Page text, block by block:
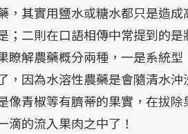
，其實用鹽水或糖水都只是造
；二則在口語相傳中常提到的
瞭解農藥概分兩種，一是系統
，因為水溶性農藥是會隨清水
青椒等有臍蒂的果實，在拔除
的流入果肉之中了！